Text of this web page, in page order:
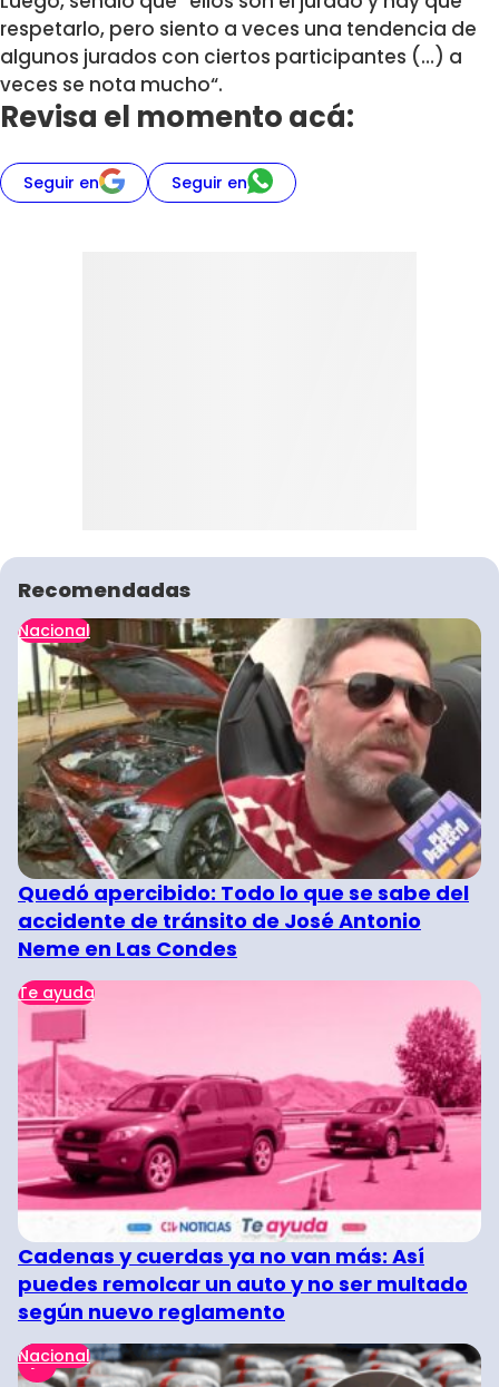
respetarlo, pero siento a veces una tendencia de
algunos jurados con ciertos participantes (…) a
veces se nota mucho“.
Revisa el momento acá:
Seguir en Seguir en
Recomendadas
Nacional
Quedó apercibido: Todo lo que se sabe del
accidente de tránsito de José Antonio
Neme en Las Condes
Te ayuda
Cadenas y cuerdas ya no van más: Así
puedes remolcar un auto y no ser multado
según nuevo reglamento
Nacional